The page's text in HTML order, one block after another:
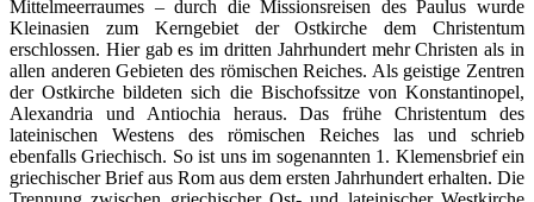
Mittelmeerraumes – durch die Missionsreisen des Paulus wurde
Kleinasien zum Kerngebiet der Ostkirche dem Christentum
erschlossen. Hier gab es im dritten Jahrhundert mehr Christen als in
allen anderen Gebieten des römischen Reiches. Als geistige Zentren
der Ostkirche bildeten sich die Bischofssitze von Konstantinopel,
Alexandria und Antiochia heraus. Das frühe Christentum des
lateinischen Westens des römischen Reiches las und schrieb
ebenfalls Griechisch. So ist uns im sogenannten 1. Klemensbrief ein
griechischer Brief aus Rom aus dem ersten Jahrhundert erhalten. Die